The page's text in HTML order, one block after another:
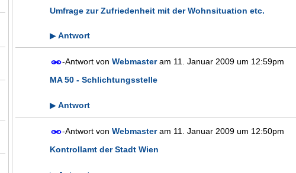
Umfrage zur Zufriedenheit mit der Wohnsituation etc.
▶ Antwort
-Antwort von Webmasteram 11. Januar 2009 um 12:59pm
MA 50 - Schlichtungsstelle
▶ Antwort
-Antwort von Webmasteram 11. Januar 2009 um 12:50pm
Kontrollamt der Stadt Wien